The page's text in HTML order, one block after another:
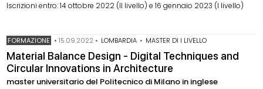
Iscrizioni entro: 14 ottobre 2022 (II livello) e 16 gennaio 2023 (I livello)
FORMAZIONE •15.09.2022 • LOMBARDIA • MASTER DI I LIVELLO
Material Balance Design - Digital Techniques and
Circular Innovations in Architecture
master universitario del Politecnico di Milano in inglese